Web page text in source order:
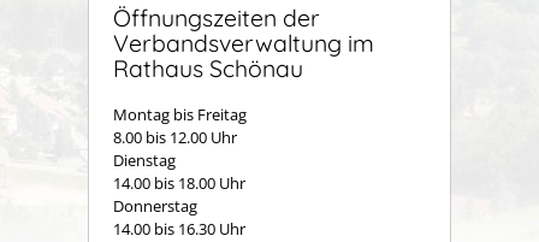
Öffnungszeiten der
Verbandsverwaltung im
Rathaus Schönau
Montag bis Freitag
8.00 bis 12.00 Uhr
Dienstag
14.00 bis 18.00 Uhr
Donnerstag
14.00 bis 16.30 Uhr